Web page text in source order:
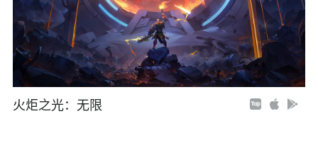
火炬之光：无限